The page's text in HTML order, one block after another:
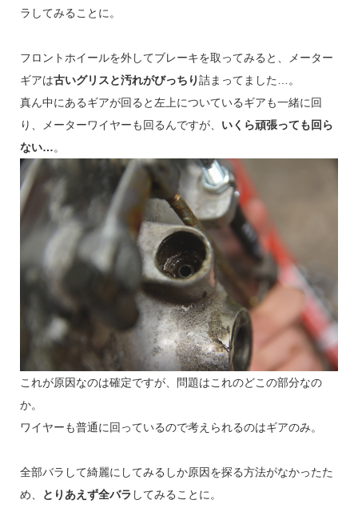
ラしてみることに。
フロントホイールを外してブレーキを取ってみると、メーター
ギアは古いグリスと汚れがびっちり詰まってました…。
真ん中にあるギアが回ると左上についているギアも一緒に回
り、メーターワイヤーも回るんですが、 いくら頑張っても回ら
ない…。
これが原因なのは確定ですが、問題はこれのどこの部分なの
か。
ワイヤーも普通に回っているので考えられるのはギアのみ。
全部バラして綺麗にしてみるしか原因を探る方法がなかったた
め、
とりあえず全バラ してみることに。